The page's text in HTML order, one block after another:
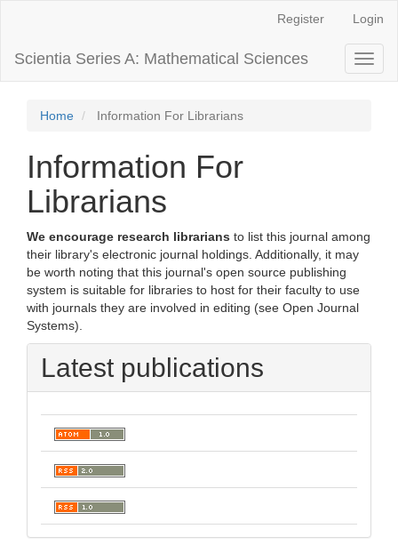
Content
Sidebar
Register Login
Scientia Series A: Mathematical Sciences
Home Information For Librarians
Information For
Librarians
We encourage research librarians to list this journal among
their library's electronic journal holdings. Additionally, it may
be worth noting that this journal's open source publishing
system is suitable for libraries to host for their faculty to use
with journals they are involved in editing (see Open Journal
Systems).
Latest publications